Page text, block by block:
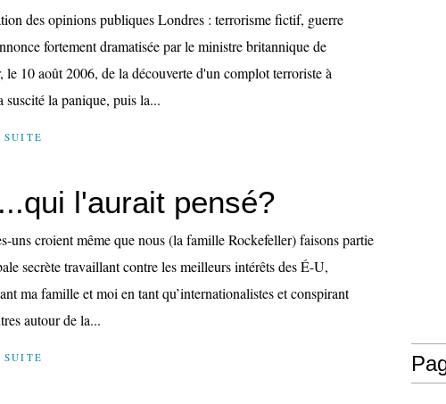
des opinions publiques Londres : terrorisme fictif, guerre
fortement dramatisée par le ministre britannique de
le 10 août 2006, de la découverte d'un complot terroriste à
suscité la panique, puis la...
l'aurait pensé?
uns croient même que nous (la famille Rockefeller) faisons partie
secrète travaillant contre les meilleurs intérêts des É-U,
ma famille et moi en tant qu’internationalistes et conspirant
autour de la...